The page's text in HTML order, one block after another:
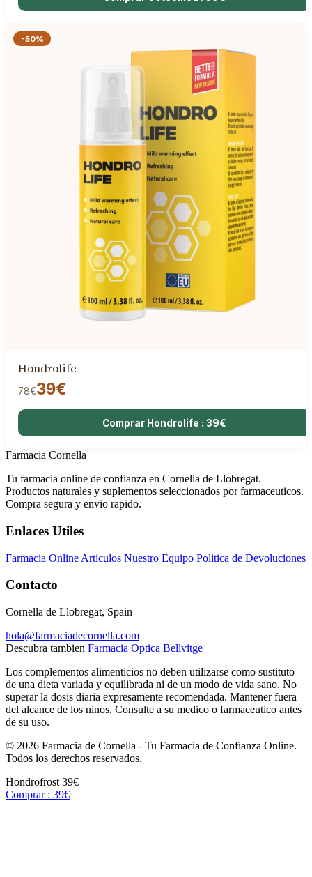
-50%
Hondrolife
78€39€
Comprar Hondrolife : 39€
Farmacia Cornella
Tu farmacia online de confianza en Cornella de Llobregat.
Productos naturales y suplementos seleccionados por farmaceuticos.
Compra segura y envio rapido.
Enlaces Utiles
Farmacia Online Articulos Nuestro Equipo Politica de Devoluciones
Contacto
Cornella de Llobregat, Spain
hola@farmaciadecornella.com
Descubra tambien Farmacia Optica Bellvitge
Los complementos alimenticios no deben utilizarse como sustituto
de una dieta variada y equilibrada ni de un modo de vida sano. No
superar la dosis diaria expresamente recomendada. Mantener fuera
del alcance de los ninos. Consulte a su medico o farmaceutico antes
de su uso.
© 2026 Farmacia de Cornella - Tu Farmacia de Confianza Online.
Todos los derechos reservados.
Hondrofrost 39€
Comprar : 39€